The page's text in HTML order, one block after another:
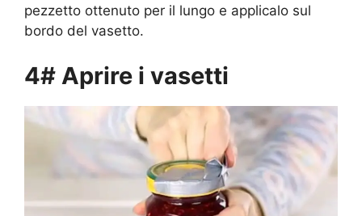
pezzetto ottenuto per il lungo e applicalo sul
bordo del vasetto.
4# Aprire i vasetti